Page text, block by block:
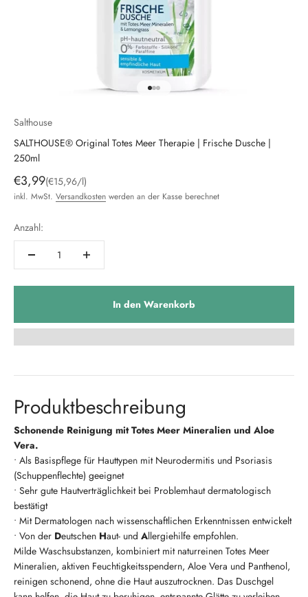
Gehe zu Element 1
Gehe zu Element 2
Gehe zu Element 3
Salthouse
SALTHOUSE® Original Totes Meer Therapie | Frische Dusche |
250ml
Angebot
€3,99(€15,96/l)
inkl. MwSt. Versandkosten werden an der Kasse berechnet
Anzahl:
In den Warenkorb
Produktbeschreibung
Schonende Reinigung mit Totes Meer Mineralien und Aloe
Vera.
• Als Basispflege für Hauttypen mit Neurodermitis und Psoriasis
(Schuppenflechte) geeignet
• Sehr gute Hautverträglichkeit bei Problemhaut dermatologisch
bestätigt
• Mit Dermatologen nach wissenschaftlichen Erkenntnissen entwickelt
• Von der Deutschen Haut- und Allergiehilfe empfohlen.
Milde Waschsubstanzen, kombiniert mit naturreinen Totes Meer
Mineralien, aktiven Feuchtigkeitsspendern, Aloe Vera und Panthenol,
reinigen schonend, ohne die Haut auszutrocknen. Das Duschgel